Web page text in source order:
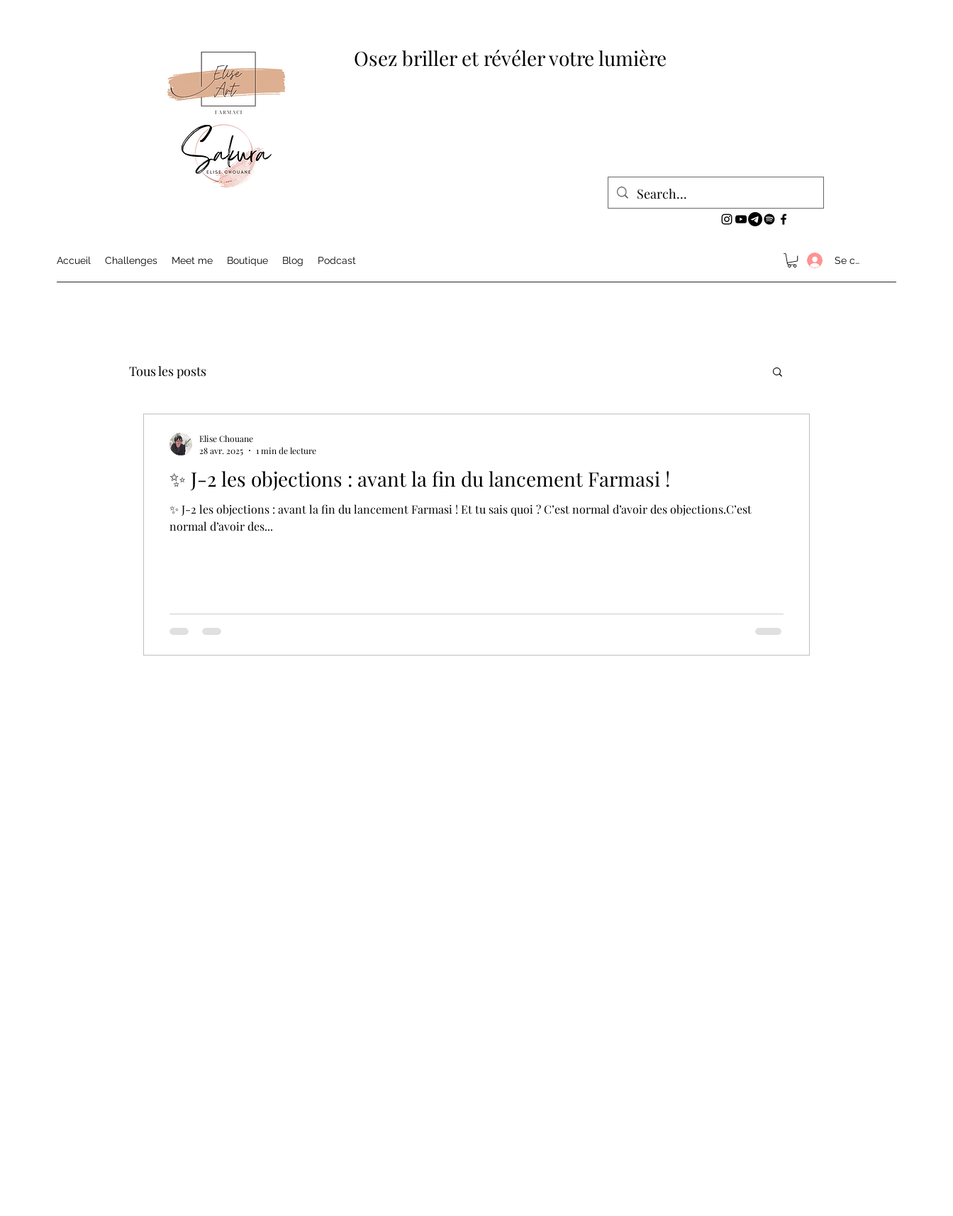
Osez briller et révéler votre lumière
Accueil Challenges Meet me Boutique Blog Podcast Se connecter
Tous les posts
✨ J-2 les objections : avant la fin du lancement Farmasi !
✨ J-2 les objections : avant la fin du lancement Farmasi ! Et tu sais quoi ? C’est normal d’avoir des objections.C’est
normal d’avoir des...
Elise Chouane
28 avr. 2025
1 min de lecture